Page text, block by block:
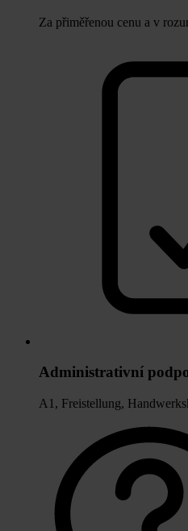
Za přiměřenou cenu a v
Administrativní
A1, Freistellung,